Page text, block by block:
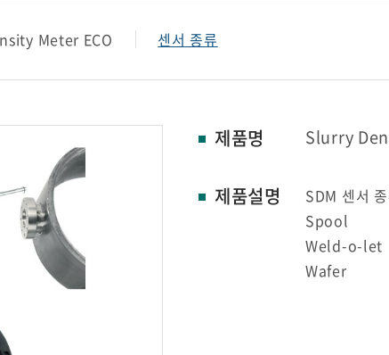
Meter ECO 센서 종류
제품명 Slurry
제품설명
SDM 센서
Spool
Weld-o-let
Wafer